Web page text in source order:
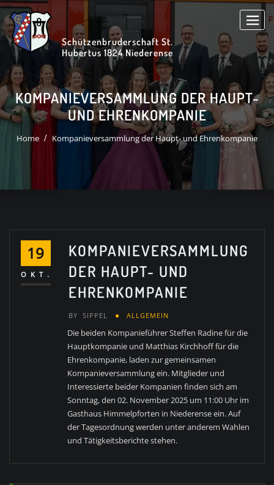
Skip
to
content
Schützenbruderschaft St.
Hubertus 1824 Niederense
KOMPANIEVERSAMMLUNG DER HAUPT-
UND EHRENKOMPANIE
Home Kompanieversammlung der Haupt- und Ehrenkompanie
19
OKT.
KOMPANIEVERSAMMLUNG
DER HAUPT- UND
EHRENKOMPANIE
BY SIPPEL ALLGEMEIN
Die beiden Kompanieführer Steffen Radine für die
Hauptkompanie und Matthias Kirchhoff für die
Ehrenkompanie, laden zur gemeinsamen
Kompanieversammlung ein. Mitglieder und
Interessierte beider Kompanien finden sich am
Sonntag, den 02. November 2025 um 11:00 Uhr im
Gasthaus Himmelpforten in Niederense ein. Auf
der Tagesordnung werden unter anderem Wahlen
und Tätigkeitsberichte stehen.